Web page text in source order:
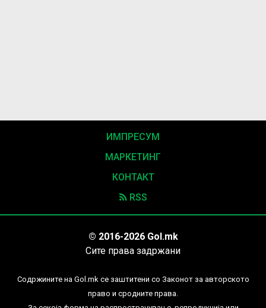
ИМПРЕСУМ
МАРКЕТИНГ
КОНТАКТ
RSS
© 2016-2026 Gol.mk
Сите права задржани
Содржините на Gol.mk се заштитени со Законот за авторското
право и сродните права.